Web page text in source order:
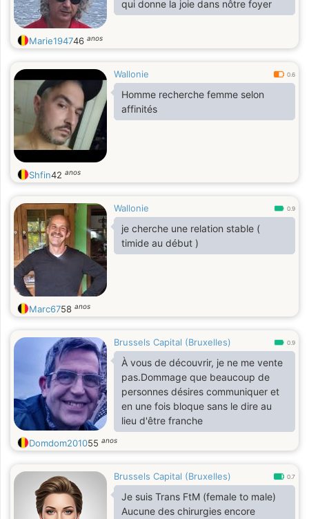
qui donne la joie dans nôtre foyer
Marie194746 anos
Wallonie 0.6
Homme recherche femme selon
affinités
Shfin42 anos
Wallonie 0.9
je cherche une relation stable (
timide au début )
Marc6758 anos
Brussels Capital (Bruxelles) 0.9
À vous de découvrir, je ne me vente
pas.Dommage que beaucoup de
personnes désires communiquer et
en une fois bloque sans le dire au
lieu d'être franche
Domdom201055 anos
Brussels Capital (Bruxelles) 0.7
Je suis Trans FtM (female to male)
Aucune des chirurgies encore